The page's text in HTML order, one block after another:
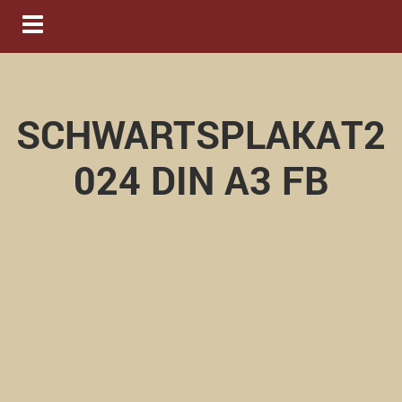
Navigation ein-/ausblenden
SCHWARTSPLAKAT2
024 DIN A3 FB